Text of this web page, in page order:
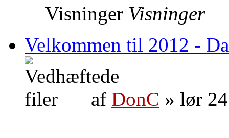
Visninger Visninger
Velkommen til 2012 -
af DonC » lør